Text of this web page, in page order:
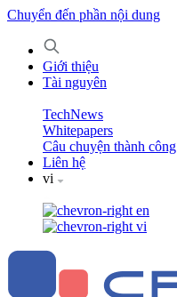
Chuyển đến phần nội dung
Giới thiệu
Tài nguyên
TechNews
Whitepapers
Câu chuyện thành công
Liên hệ
vi
en
vi